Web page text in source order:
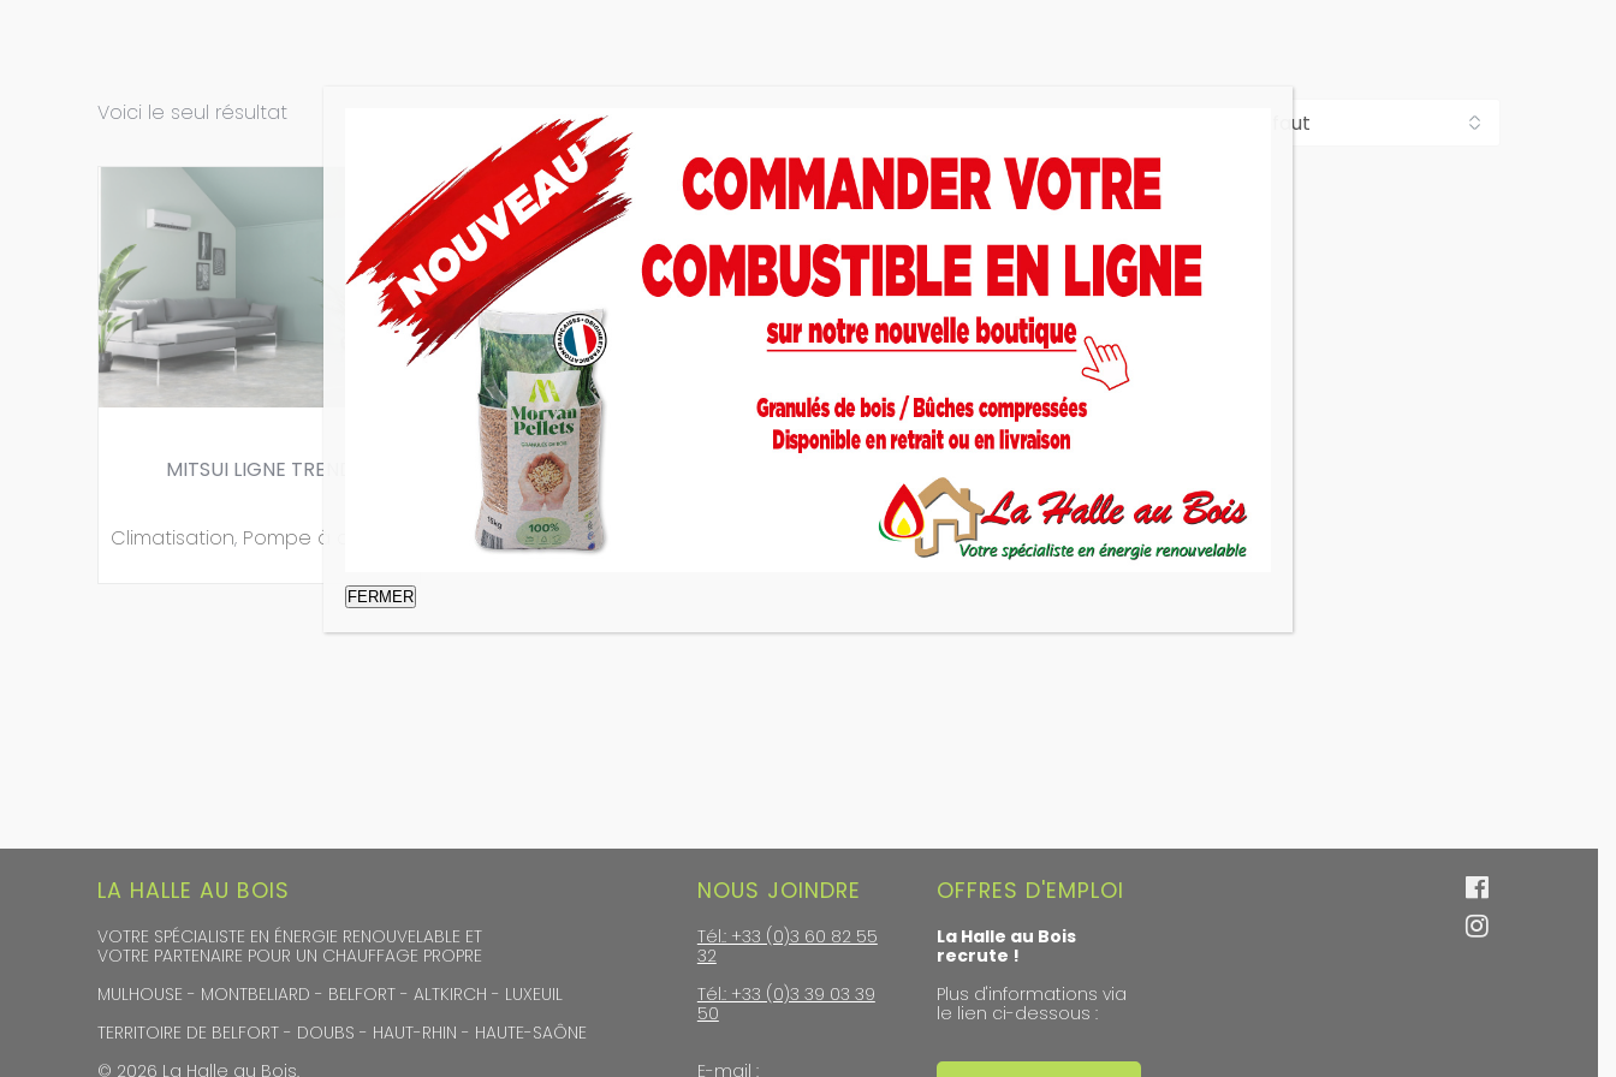
Voici le seul résultat
MITSUI LIGNE TREND
Climatisation, Pompe à chaleur
LA HALLE AU BOIS
VOTRE SPÉCIALISTE EN ÉNERGIE RENOUVELABLE ET
VOTRE PARTENAIRE POUR UN CHAUFFAGE PROPRE
MULHOUSE - MONTBELIARD - BELFORT - ALTKIRCH - LUXEUIL
TERRITOIRE DE BELFORT - DOUBS - HAUT-RHIN - HAUTE-SAÔNE
© 2026 La Halle au Bois.
NOUS JOINDRE
Tél.: +33 (0)3 60 82 55
32
Tél.: +33 (0)3 39 03 39
50
E-mail :
OFFRES D'EMPLOI
La Halle au Bois
recrute !
Plus d'informations via
le lien ci-dessous :
FERMER